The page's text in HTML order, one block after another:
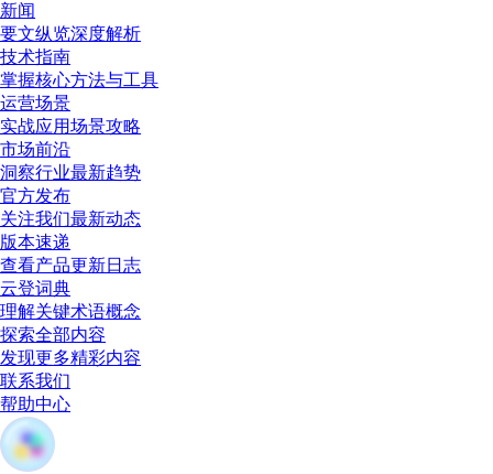
新闻
要文纵览深度解析
技术指南
掌握核心方法与工具
运营场景
实战应用场景攻略
市场前沿
洞察行业最新趋势
官方发布
关注我们最新动态
版本速递
查看产品更新日志
云登词典
理解关键术语概念
探索全部内容
发现更多精彩内容
联系我们
帮助中心